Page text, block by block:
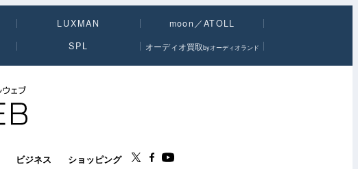
LUXMAN
moon／ATOLL
SPL オーディオ買取byオーディオランド
ビジネス ショッピング